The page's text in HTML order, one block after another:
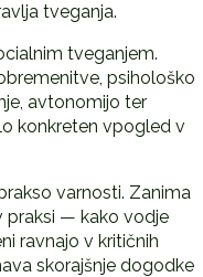
tveganja.
tveganjem.
psihološko
avtonomijo ter
konkreten vpogled v
varnosti. Zanima
praksi — kako vodje
ravnajo v kritičnih
skorajšnje dogodke